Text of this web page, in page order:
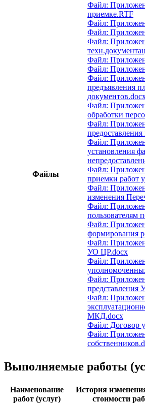
Файлы
Файл:
приемке.RTF
Файл:
Файл:
Файл:
Файл:
Файл:
Файл:
предъявления
Файл:
обработки
Файл:
предоставления
Файл:
установления
Файл:
приемки работ
Файл:
изменения
Файл:
пользователям
Файл:
формирования
Файл:
УО ЦР.docx
Файл:
Файл:
представления
Файл:
МКД.docx
Файл: Договор
Файл:
Выполняемые работы
Наименование
работ (услуг)
История
стоимости